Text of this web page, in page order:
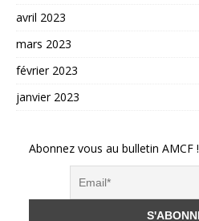
avril 2023
mars 2023
février 2023
janvier 2023
Abonnez vous au bulletin AMCF !